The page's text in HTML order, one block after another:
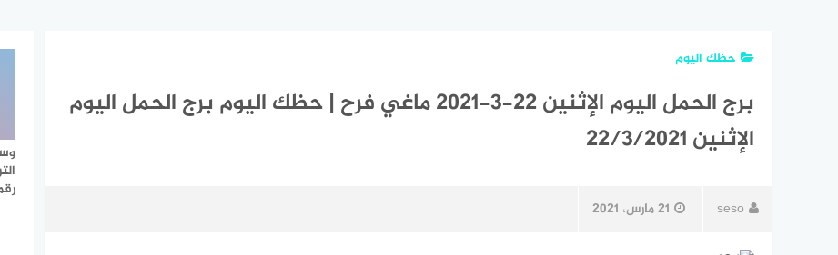
حظك اليوم
برج الحمل اليوم الإثنين 22-3-2021 ماغي فرح | حظك اليوم برج الحمل اليوم
الإثنين 22/3/2021
seso 21 مارس، 2021